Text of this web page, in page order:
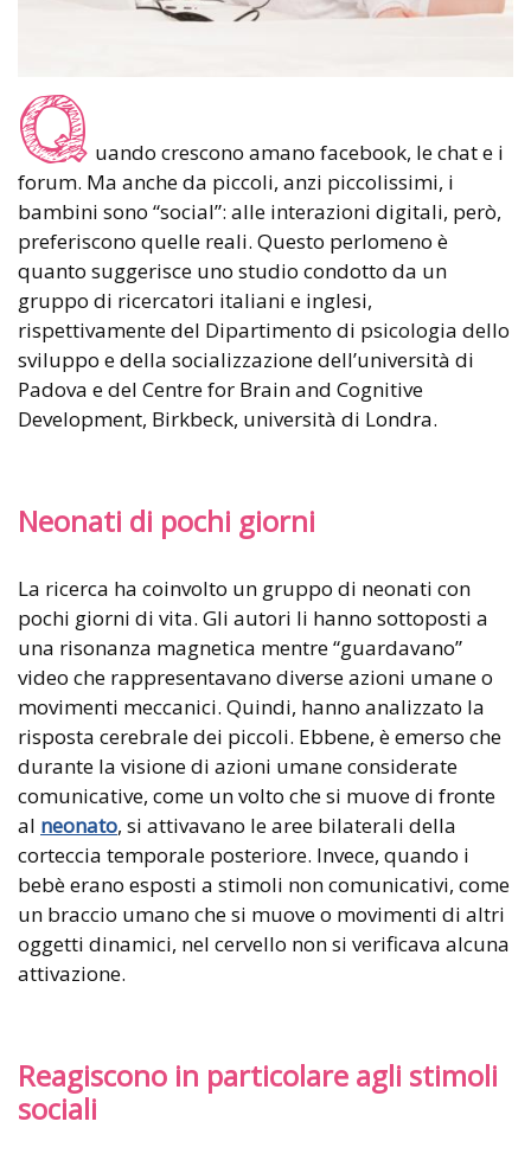
Q uando crescono amano facebook, le chat e i
forum. Ma anche da piccoli, anzi piccolissimi, i
bambini sono “social”: alle interazioni digitali, però,
preferiscono quelle reali. Questo perlomeno è
quanto suggerisce uno studio condotto da un
gruppo di ricercatori italiani e inglesi,
rispettivamente del Dipartimento di psicologia dello
sviluppo e della socializzazione dell’università di
Padova e del Centre for Brain and Cognitive
Development, Birkbeck, università di Londra.
Neonati di pochi giorni
La ricerca ha coinvolto un gruppo di neonati con
pochi giorni di vita. Gli autori li hanno sottoposti a
una risonanza magnetica mentre “guardavano”
video che rappresentavano diverse azioni umane o
movimenti meccanici. Quindi, hanno analizzato la
risposta cerebrale dei piccoli. Ebbene, è emerso che
durante la visione di azioni umane considerate
comunicative, come un volto che si muove di fronte
al neonato, si attivavano le aree bilaterali della
corteccia temporale posteriore. Invece, quando i
bebè erano esposti a stimoli non comunicativi, come
un braccio umano che si muove o movimenti di altri
oggetti dinamici, nel cervello non si verificava alcuna
attivazione.
Reagiscono in particolare agli stimoli
sociali